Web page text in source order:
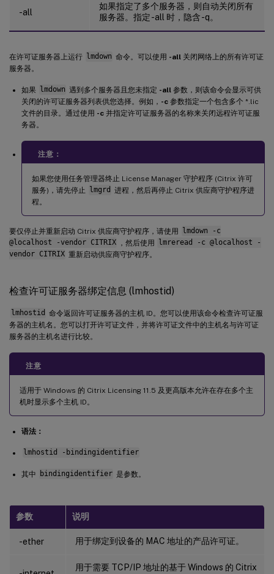
-all
如果指定了多个服务器，则自动关闭所有
服务器。指定 -all 时，隐含 -q。
在许可证服务器上运行 lmdown 命令。可以使用 -all 关闭网络上的所有许可证
服务器。
如果 lmdown 遇到多个服务器且您未指定 -all 参数，则该命令会显示可供
关闭的许可证服务器列表供您选择。例如， -c 参数指定一个包含多个 *.lic
文件的目录。通过使用 -c 并指定许可证服务器的名称来关闭远程许可证服
务器。
注意：
如果您使用任务管理器终止 License Manager 守护程序 (Citrix 许可
服务)，请先停止
lmgrd 进程，然后再停止 Citrix 供应商守护程序进
程。
要仅停止并重新启动 Citrix 供应商守护程序，请使用
lmdown -c
@localhost -vendor CITRIX ，然后使用
lmreread -c @localhost -
vendor CITRIX 重新启动供应商守护程序。
检查许可证服务器绑定信息 (lmhostid)
lmhostid 命令返回许可证服务器的主机 ID。您可以使用该命令检查许可证服
务器的主机名。您可以打开许可证文件，并将许可证文件中的主机名与许可证
服务器的主机名进行比较。
注意
适用于 Windows 的 Citrix Licensing 11.5 及更高版本允许在存在多个主
机时显示多个主机 ID。
语法：
lmhostid -bindingidentifier
其中 bindingidentifier 是参数。
参数 说明
-ether 用于绑定到设备的 MAC 地址的产品许可证。
用于需要 TCP/IP 地址的基于 Windows 的 Citrix